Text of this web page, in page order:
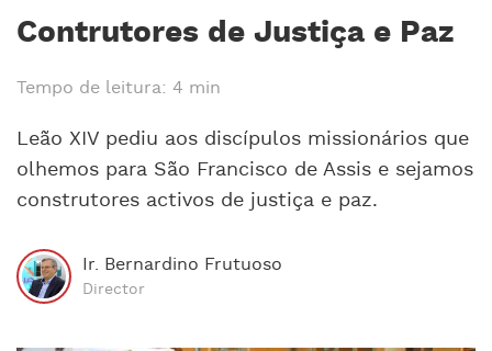
Contrutores de Justiça e Paz
Tempo de leitura: 4 min
Leão XIV pediu aos discípulos missionários que
olhemos para São Francisco de Assis e sejamos
construtores activos de justiça e paz.
Ir. Bernardino Frutuoso
Director